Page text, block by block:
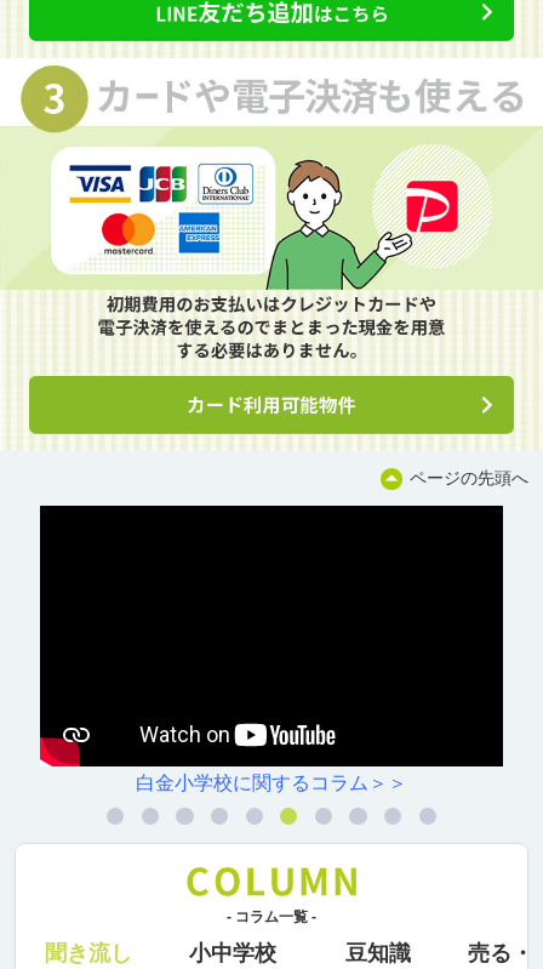
ページの先頭へ
白金小学校に関するコラム＞＞
- コラム一覧 -
聞き流し 小中学校 豆知識 売る・